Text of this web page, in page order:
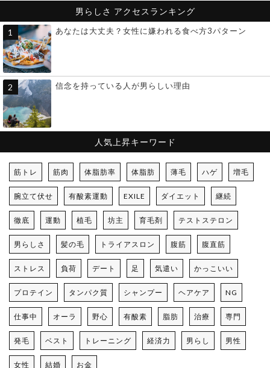
男らしさ アクセスランキング
あなたは大丈夫？女性に嫌われる食べ方3パターン
信念を持っている人が男らしい理由
人気上昇キーワード
筋トレ 筋肉 体脂肪率 体脂肪 薄毛 ハゲ 増毛
腕立て伏せ 有酸素運動 EXILE ダイエット 継続
徹底 運動 植毛 坊主 育毛剤 テストステロン
男らしさ 髪の毛 トライアスロン 腹筋 腹直筋
ストレス 負荷 デート 足 気遣い かっこいい
プロテイン タンパク質 シャンプー ヘアケア NG
仕事中 オーラ 野心 有酸素 脂肪 治療 専門
発毛 ベスト トレーニング 経済力 男らし 男性
女性 結婚 お金